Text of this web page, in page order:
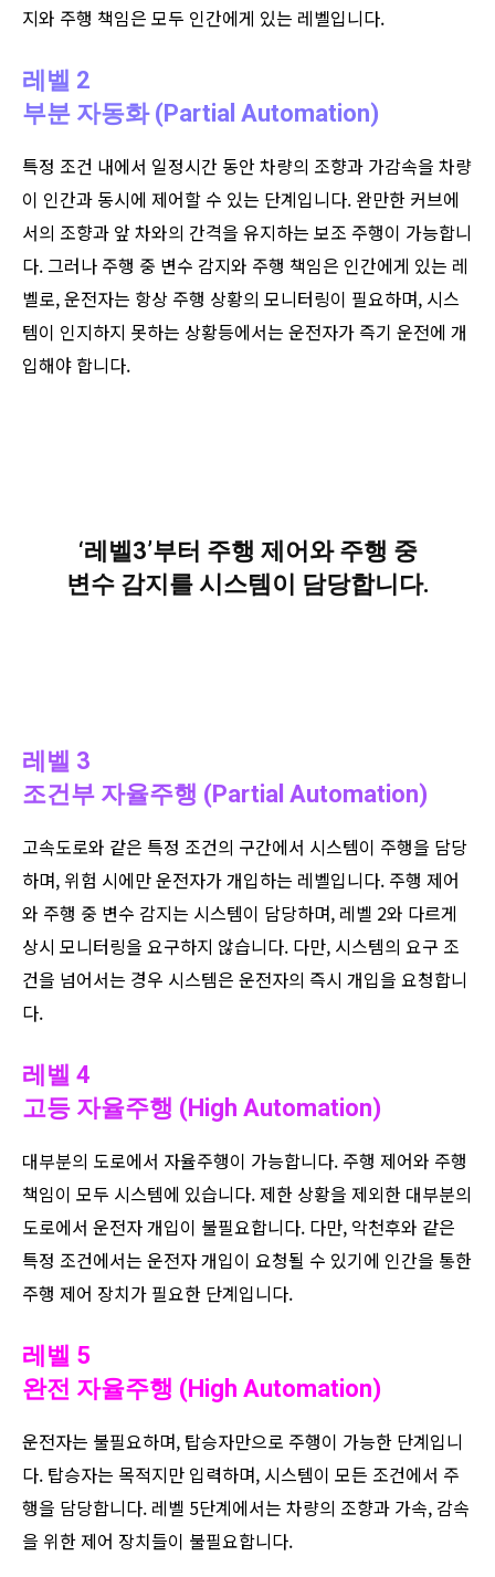
지와 주행 책임은 모두 인간에게 있는 레벨입니다.
레벨 2
부분 자동화 (Partial Automation)
특정 조건 내에서 일정시간 동안 차량의 조향과 가감속을 차량
이 인간과 동시에 제어할 수 있는 단계입니다. 완만한 커브에
서의 조향과 앞 차와의 간격을 유지하는 보조 주행이 가능합니
다. 그러나 주행 중 변수 감지와 주행 책임은 인간에게 있는 레
벨로, 운전자는 항상 주행 상황의 모니터링이 필요하며, 시스
템이 인지하지 못하는 상황등에서는 운전자가 즉기 운전에 개
입해야 합니다.
‘레벨3’부터 주행 제어와 주행 중
변수 감지를 시스템이 담당합니다.
레벨 3
조건부 자율주행 (Partial Automation)
고속도로와 같은 특정 조건의 구간에서 시스템이 주행을 담당
하며, 위험 시에만 운전자가 개입하는 레벨입니다. 주행 제어
와 주행 중 변수 감지는 시스템이 담당하며, 레벨 2와 다르게
상시 모니터링을 요구하지 않습니다. 다만, 시스템의 요구 조
건을 넘어서는 경우 시스템은 운전자의 즉시 개입을 요청합니
다.
레벨 4
고등 자율주행 (High Automation)
대부분의 도로에서 자율주행이 가능합니다. 주행 제어와 주행
책임이 모두 시스템에 있습니다. 제한 상황을 제외한 대부분의
도로에서 운전자 개입이 불필요합니다. 다만, 악천후와 같은
특정 조건에서는 운전자 개입이 요청될 수 있기에 인간을 통한
주행 제어 장치가 필요한 단계입니다.
레벨 5
완전 자율주행 (High Automation)
운전자는 불필요하며, 탑승자만으로 주행이 가능한 단계입니
다. 탑승자는 목적지만 입력하며, 시스템이 모든 조건에서 주
행을 담당합니다. 레벨 5단계에서는 차량의 조향과 가속, 감속
을 위한 제어 장치들이 불필요합니다.